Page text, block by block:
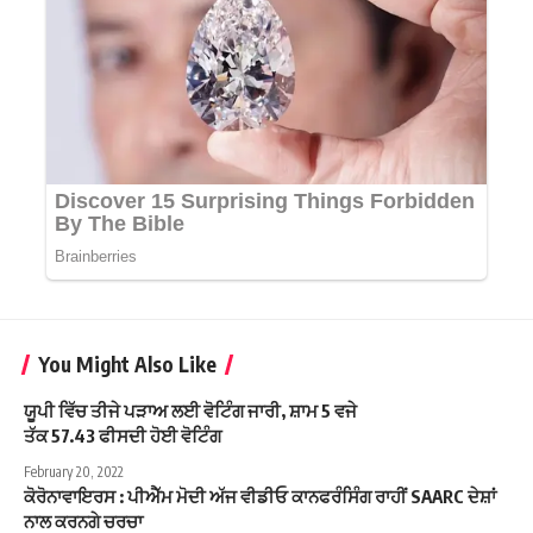
You Might Also Like
ਯੂਪੀ ਵਿੱਚ ਤੀਜੇ ਪੜਾਅ ਲਈ ਵੋਟਿੰਗ ਜਾਰੀ, ਸ਼ਾਮ 5 ਵਜੇ
ਤੱਕ 57.43 ਫੀਸਦੀ ਹੋਈ ਵੋਟਿੰਗ
February 20, 2022
ਕੋਰੋਨਾਵਾਇਰਸ : ਪੀਐੱਮ ਮੋਦੀ ਅੱਜ ਵੀਡੀਓ ਕਾਨਫਰੰਸਿੰਗ ਰਾਹੀਂ SAARC ਦੇਸ਼ਾਂ
ਨਾਲ ਕਰਨਗੇ ਚਰਚਾ